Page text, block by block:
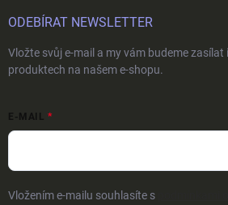
ODEBÍRAT NEWSLETTER
Vložte svůj e-mail a my vám budeme
produktech na našem e-shopu.
E-MAIL
Vložením e-mailu souhlasíte s